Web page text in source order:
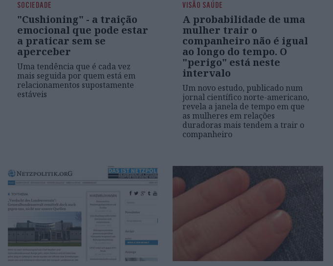
SOCIEDADE
"Cushioning" - a traição
emocional que pode estar
a praticar sem se
aperceber
Uma tendência que é cada vez
mais seguida por quem está em
relacionamentos supostamente
estáveis
VISÃO SAÚDE
A probabilidade de uma
mulher trair o
companheiro não é igual
ao longo do tempo. O
"perigo" está neste
intervalo
Um novo estudo, publicado num
jornal científico norte-americano,
revela a janela de tempo em que
as mulheres em relações
duradoras mais tendem a trair o
companheiro